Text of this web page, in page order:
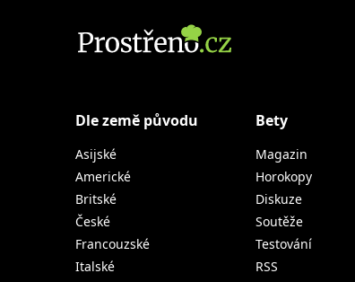
Dle země původu
Asijské
Americké
Britské
České
Francouzské
Italské
Bety
Magazin
Horokopy
Diskuze
Soutěže
Testování
RSS